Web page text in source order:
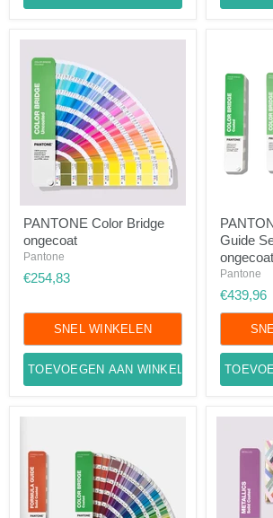
Color
Bridge
ongecoat
PANTONE Color Bridge
ongecoat
Pantone
€254,83
SNEL WINKELEN
TOEVOEGEN AAN WINKELWAGEN
Color
Bridge
Guide
Set
en
ongecoat
Guide
ongecoat
Pantone
€439,96